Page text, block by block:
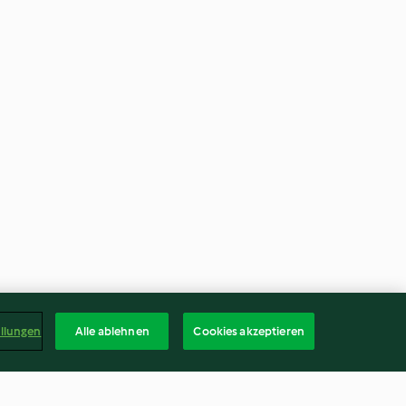
Alle ablehnen Cookies akzeptieren